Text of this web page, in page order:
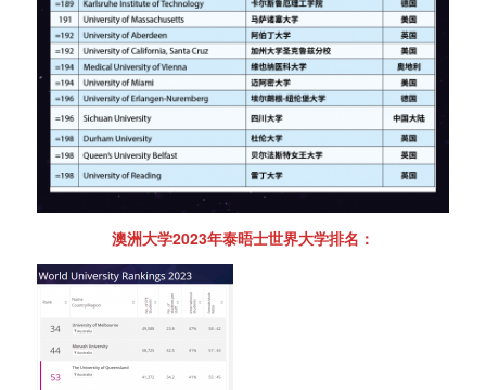
澳洲大学2023年泰晤士世界大学排名：